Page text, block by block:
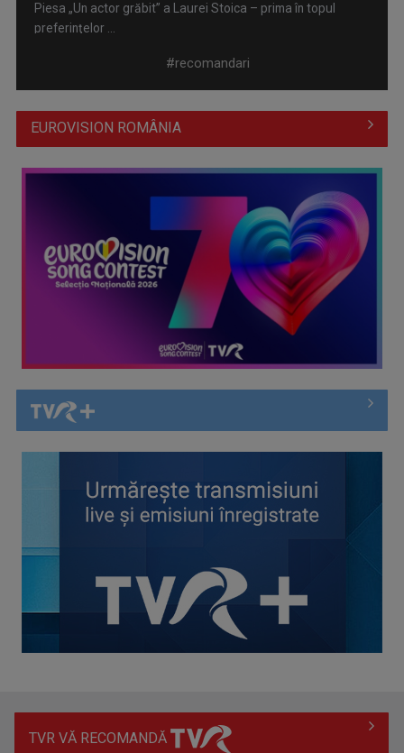
preferinţelor ...
Cate Blanchett este „Blue Jasmine” – sâmbătă seară, la TVR
Spectacol total la TVR: David Popovici și tricolorii luptă
#recomandari
EUROVISION ROMÂNIA
TVR VĂ RECOMANDĂ